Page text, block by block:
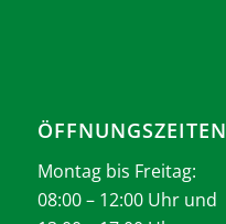
ÖFFNUNGSZEITEN
Montag bis Freitag:
08:00 – 12:00 Uhr und